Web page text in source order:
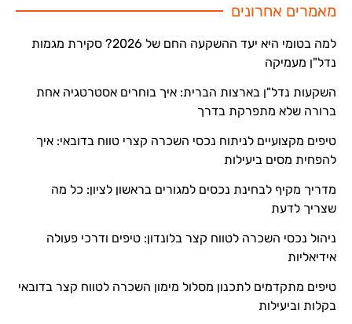
מאמרים אחרונים
למה בטומי היא יעד ההשקעה החם של 2026? סקירת מגמות
נדל"ן מעמיקה
השקעות נדל"ן בארצות הברית: איך בוחרים אסטרטגיה אחת
ברורה שלא מתפרקת בדרך
טיפים מקצועיים לניתוח נכסי השכרה קצרי טווח בדובאי: איך
להפחית מסים ביעילות
מדריך מקיף לבחינת נכסים למגורים בראשון לציון: כל מה
שצריך לדעת
ניהול נכסי השכרה לטווח קצר בלונדון: טיפים ודרכי פעולה
אידיאליות
טיפים מתקדמים לתכנון מסלול מימון השכרה לטווח קצר בדובאי
בקלות וביעילות